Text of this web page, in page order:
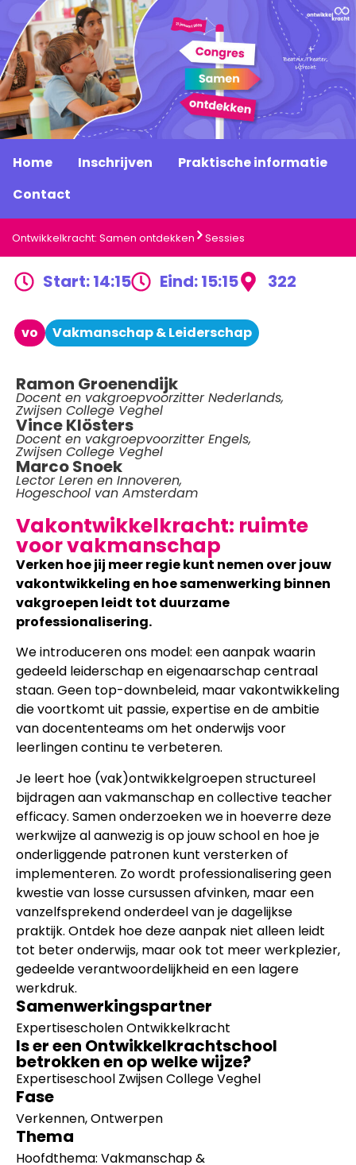
Home Inschrijven
Praktische informatie
Contact
Ontwikkelkracht: Samen ontdekken Sessies
Start: 14:15 Eind: 15:15 322
vo Vakmanschap & Leiderschap
Vakontwikkelkracht: ruimte
voor vakmanschap
Verken hoe jij meer regie kunt nemen over jouw
vakontwikkeling en hoe samenwerking binnen
vakgroepen leidt tot duurzame
professionalisering.
We introduceren ons model: een aanpak waarin
gedeeld leiderschap en eigenaarschap centraal
staan. Geen top-downbeleid, maar vakontwikkeling
die voortkomt uit passie, expertise en de ambitie
van docententeams om het onderwijs voor
leerlingen continu te verbeteren.
Je leert hoe (vak)ontwikkelgroepen structureel
bijdragen aan vakmanschap en collective teacher
efficacy. Samen onderzoeken we in hoeverre deze
werkwijze al aanwezig is op jouw school en hoe je
onderliggende patronen kunt versterken of
implementeren. Zo wordt professionalisering geen
kwestie van losse cursussen afvinken, maar een
vanzelfsprekend onderdeel van je dagelijkse
praktijk. Ontdek hoe deze aanpak niet alleen leidt
tot beter onderwijs, maar ook tot meer werkplezier,
gedeelde verantwoordelijkheid en een lagere
werkdruk.
Samenwerkingspartner
Expertisescholen Ontwikkelkracht
Is er een Ontwikkelkrachtschool
betrokken en op welke wijze?
Expertiseschool Zwijsen College Veghel
Fase
Verkennen, Ontwerpen
Thema
Hoofdthema: Vakmanschap &
Ramon Groenendijk
Docent en vakgroepvoorzitter Nederlands,
Zwijsen College Veghel
Vince Klösters
Docent en vakgroepvoorzitter Engels,
Zwijsen College Veghel
Marco Snoek
Lector Leren en Innoveren,
Hogeschool van Amsterdam